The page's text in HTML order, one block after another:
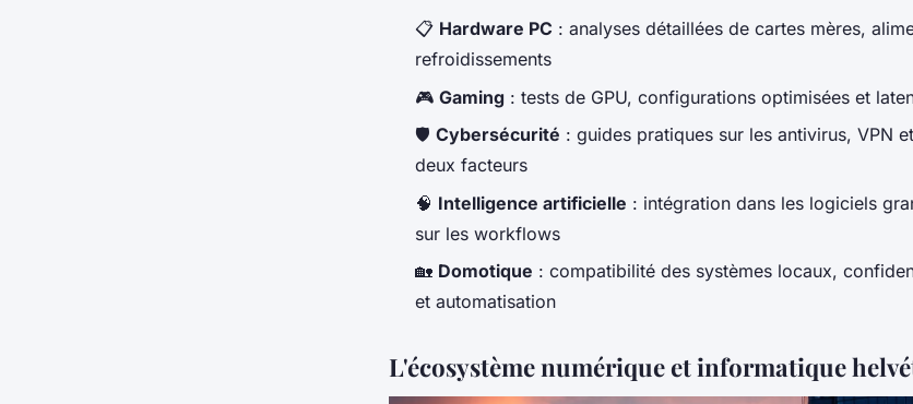
📋 Hardware PC : analyses détaillées de cartes mères,
refroidissements
🎮 Gaming : tests de GPU, configurations optimisées et
🛡️ Cybersécurité : guides pratiques sur les antivirus, VPN
deux facteurs
🧠 Intelligence artificielle : intégration dans les logiciels
sur les workflows
🏡 Domotique : compatibilité des systèmes locaux,
et automatisation
L'écosystème numérique et informatique